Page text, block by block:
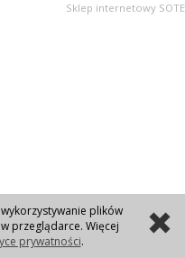
Sklep internetowy SOTE
plików
przeglądarce. Więcej
prywatności.